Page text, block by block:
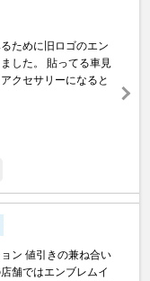
ために旧ロゴのエン
した。 貼ってる車見
クセサリーになると
ン 値引きの兼ね合い
舗ではエンブレムイ